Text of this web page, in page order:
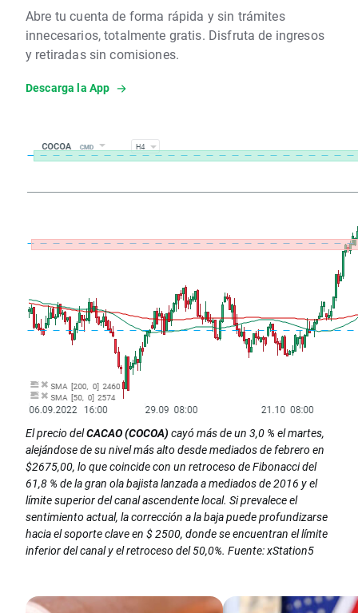
Abre tu cuenta de forma rápida y sin trámites
innecesarios, totalmente gratis. Disfruta de ingresos
y retiradas sin comisiones.
Descarga la App
El precio delCACAO (COCOA)cayó más de un 3,0 % el martes,
alejándose de su nivel más alto desde mediados de febrero en
$2675,00, lo que coincide con un retroceso de Fibonacci del
61,8 % de la gran ola bajista lanzada a mediados de 2016 y el
límite superior del canal ascendente local. Si prevalece el
sentimiento actual, la corrección a la baja puede profundizarse
hacia el soporte clave en $ 2500, donde se encuentran el límite
inferior del canal y el retroceso del 50,0%. Fuente: xStation5